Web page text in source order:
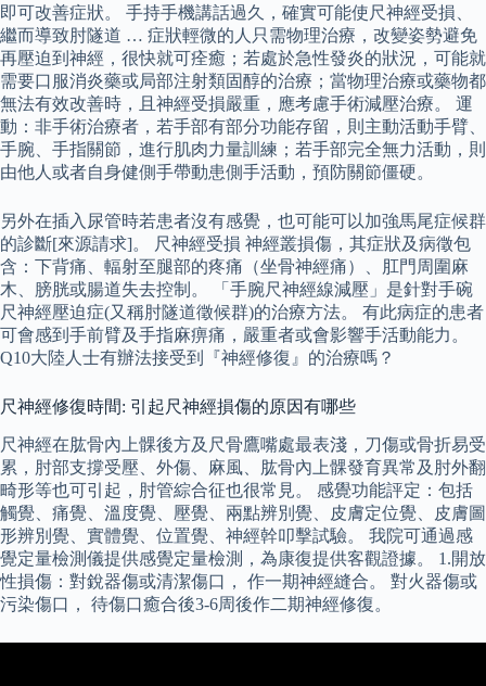
即可改善症狀。 手持手機講話過久，確實可能使尺神經受損、
繼而導致肘隧道 … 症狀輕微的人只需物理治療，改變姿勢避免
再壓迫到神經，很快就可痊癒；若處於急性發炎的狀況，可能就
需要口服消炎藥或局部注射類固醇的治療；當物理治療或藥物都
無法有效改善時，且神經受損嚴重，應考慮手術減壓治療。 運
動：非手術治療者，若手部有部分功能存留，則主動活動手臂、
手腕、手指關節，進行肌肉力量訓練；若手部完全無力活動，則
由他人或者自身健側手帶動患側手活動，預防關節僵硬。
另外在插入尿管時若患者沒有感覺，也可能可以加強馬尾症候群
的診斷[來源請求]。 尺神經受損 神經叢損傷，其症狀及病徵包
含：下背痛、輻射至腿部的疼痛（坐骨神經痛）、肛門周圍麻
木、膀胱或腸道失去控制。 「手腕尺神經線減壓」是針對手碗
尺神經壓迫症(又稱肘隧道徵候群)的治療方法。 有此病症的患者
可會感到手前臂及手指麻痹痛，嚴重者或會影響手活動能力。
Q10大陸人士有辦法接受到『神經修復』的治療嗎？
尺神經修復時間: 引起尺神經損傷的原因有哪些
尺神經在肱骨內上髁後方及尺骨鷹嘴處最表淺，刀傷或骨折易受
累，肘部支撐受壓、外傷、麻風、肱骨內上髁發育異常及肘外翻
畸形等也可引起，肘管綜合征也很常見。 感覺功能評定：包括
觸覺、痛覺、溫度覺、壓覺、兩點辨別覺、皮膚定位覺、皮膚圖
形辨別覺、實體覺、位置覺、神經幹叩擊試驗。 我院可通過感
覺定量檢測儀提供感覺定量檢測，為康復提供客觀證據。 1.開放
性損傷：對銳器傷或清潔傷口， 作一期神經縫合。 對火器傷或
污染傷口， 待傷口癒合後3-6周後作二期神經修復。